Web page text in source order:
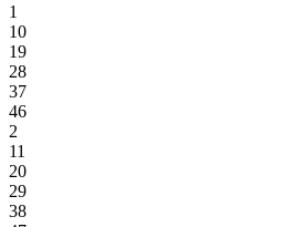
1
10
19
28
37
46
2
11
20
29
38